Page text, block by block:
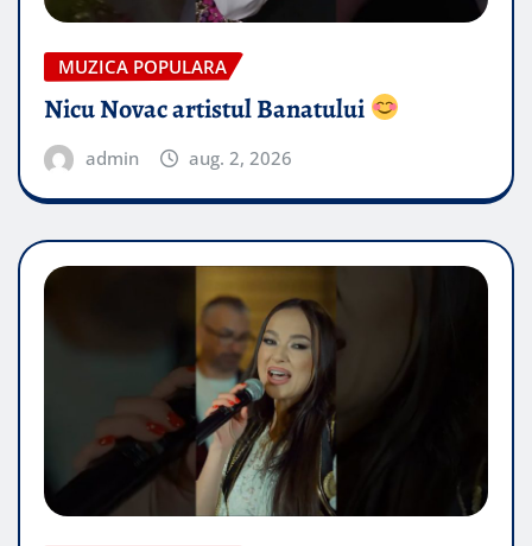
MUZICA POPULARA
Nicu Novac artistul Banatului
admin aug. 2, 2026